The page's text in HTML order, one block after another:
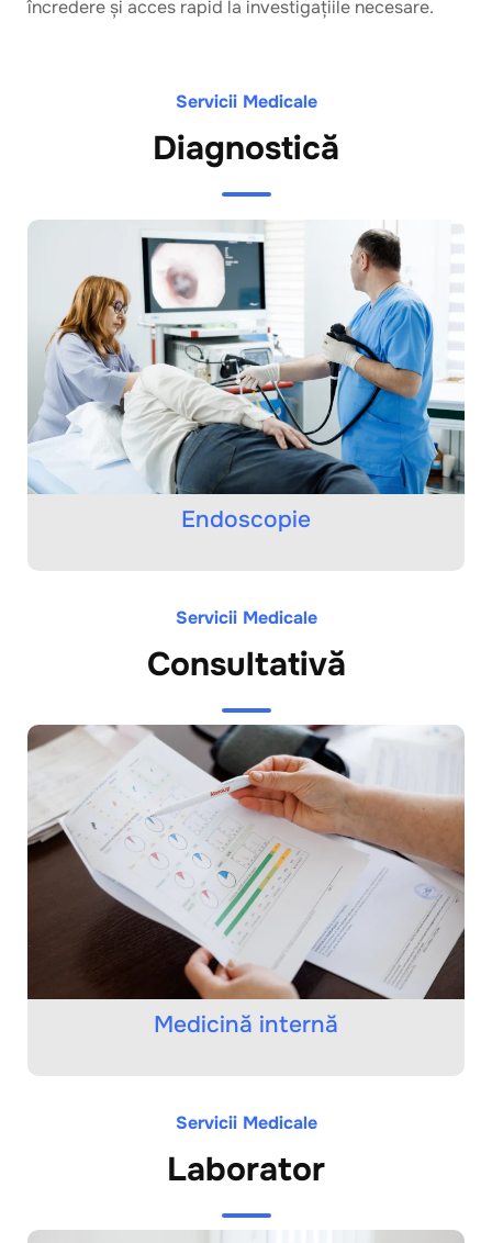
încredere și acces rapid la investigațiile necesare.
Servicii Medicale
Diagnostică
Endoscopie
Servicii Medicale
Consultativă
Medicină internă
Servicii Medicale
Laborator